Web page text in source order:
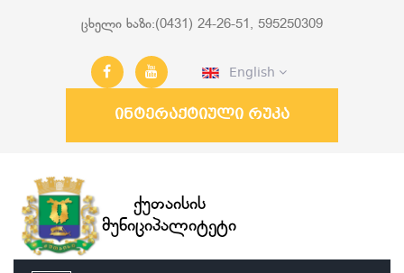
ცხელი ხაზი:(0431) 24-26-51, 595250309
English
ინტერაქტიული რუკა
ქუთაისის
მუნიციპალიტეტი